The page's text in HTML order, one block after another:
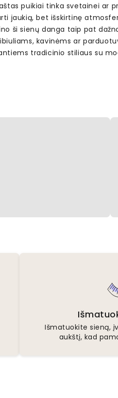
puikiai tinka svetainei ar
jaukią, bet išskirtinę
ši sienų danga taip pat
kavinėms ar
tradicinio stiliaus su
Išmatuokite sieną,
aukštį, kad